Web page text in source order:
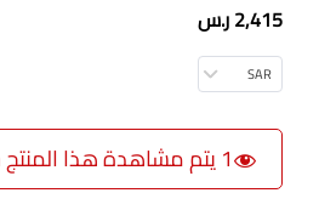
2,415ر.س
SAR
1